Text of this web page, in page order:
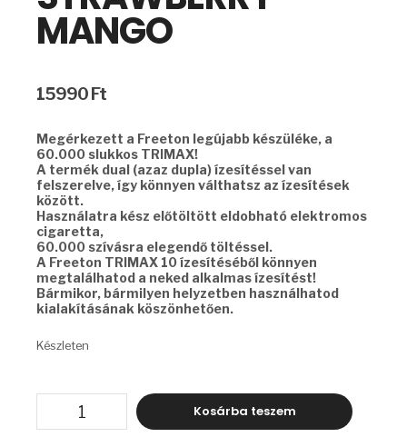
MANGO
15990 Ft
Megérkezett a Freeton legújabb készüléke, a
60.000 slukkos TRIMAX!
A termék dual (azaz dupla) ízesítéssel van
felszerelve, így könnyen válthatsz az ízesítések
között.
Használatra kész előtöltött eldobható elektromos
cigaretta,
60.000 szívásra elegendő töltéssel.
A Freeton TRIMAX 10 ízesítéséből könnyen
megtalálhatod a neked alkalmas ízesítést!
Bármikor, bármilyen helyzetben használhatod
kialakításának köszönhetően.
Készleten
TRIMAX
-
Kosárba teszem